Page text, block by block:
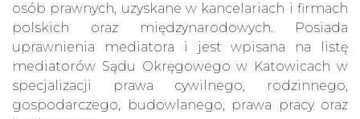
osób prawnych, uzyskane w kancelariach i firmach
polskich oraz międzynarodowych. Posiada
uprawnienia mediatora i jest wpisana na listę
mediatorów Sądu Okręgowego w Katowicach w
specjalizacji prawa cywilnego, rodzinnego,
gospodarczego, budowlanego, prawa pracy oraz